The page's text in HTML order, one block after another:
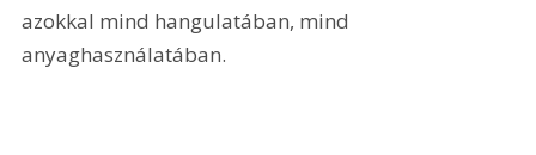
azokkal mind hangulatában, mind
anyaghasználatában.